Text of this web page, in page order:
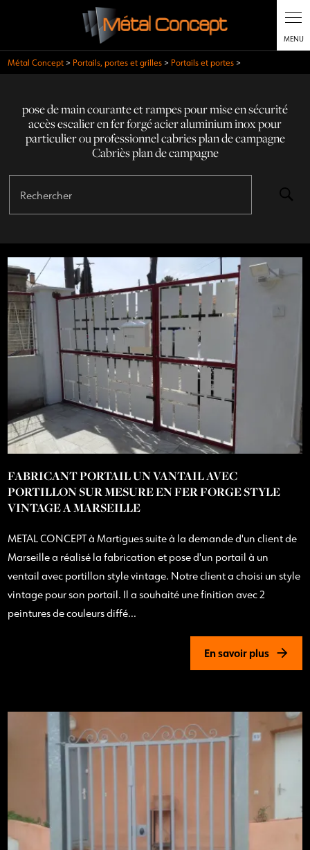
Métal Concept > Portails, portes et grilles > Portails et portes >
pose de main courante et rampes pour mise en sécurité
accès escalier en fer forgé acier aluminium inox pour
particulier ou professionnel cabries plan de campagne
Cabriès plan de campagne
Rechercher
FABRICANT PORTAIL UN VANTAIL AVEC
PORTILLON SUR MESURE EN FER FORGE STYLE
VINTAGE A MARSEILLE
METAL CONCEPT à Martigues suite à la demande d'un client de
Marseille a réalisé la fabrication et pose d'un portail à un
ventail avec portillon style vintage. Notre client a choisi un style
vintage pour son portail. Il a souhaité une finition avec 2
peintures de couleurs diffé...
En savoir plus